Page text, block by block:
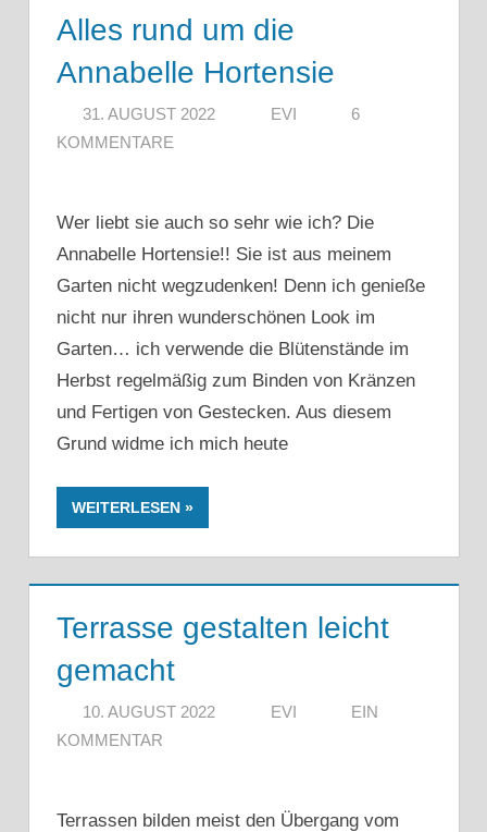
Alles rund um die
Annabelle Hortensie
31. AUGUST 2022 EVI
6
KOMMENTARE
Wer liebt sie auch so sehr wie ich? Die
Annabelle Hortensie!! Sie ist aus meinem
Garten nicht wegzudenken! Denn ich genieße
nicht nur ihren wunderschönen Look im
Garten… ich verwende die Blütenstände im
Herbst regelmäßig zum Binden von Kränzen
und Fertigen von Gestecken. Aus diesem
Grund widme ich mich heute
WEITERLESEN
Terrasse gestalten leicht
gemacht
10. AUGUST 2022 EVI
EIN
KOMMENTAR
Terrassen bilden meist den Übergang vom